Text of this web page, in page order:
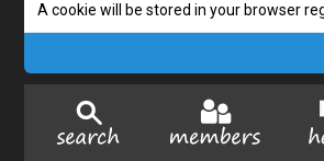
A cookie will be stored in your browser